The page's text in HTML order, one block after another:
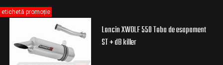
Loncin XWOLF 550 Toba de esapament
ST + dB killer
etichetă promoție